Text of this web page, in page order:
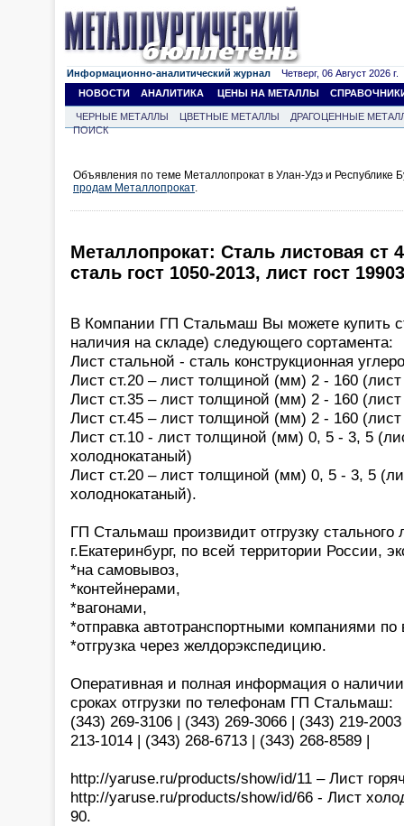
Информационно-аналитический журнал Четверг, 06 Август 2026 г.
НОВОСТИ
АНАЛИТИКА ЦЕНЫ НА МЕТАЛЛЫ
ЧЕРНЫЕ МЕТАЛЛЫ ЦВЕТНЫЕ МЕТАЛЛЫ
ДРАГОЦЕННЫЕ
ПОИСК
Объявления по теме Металлопрокат в Улан-Удэ и Республике
продам Металлопрокат.
Металлопрокат: Сталь листовая ст
сталь гост 1050-2013, лист гост
В Компании ГП Стальмаш Вы можете купить
наличия на складе) следующего сортамента:
Лист стальной - сталь конструкционная
Лист ст.20 – лист толщиной (мм) 2 - 160 (лист
Лист ст.35 – лист толщиной (мм) 2 - 160 (лист
Лист ст.45 – лист толщиной (мм) 2 - 160 (лист
Лист ст.10 - лист толщиной (мм) 0, 5 - 3, 5
холоднокатаный)
Лист ст.20 – лист толщиной (мм) 0, 5 - 3, 5
холоднокатаный).
ГП Стальмаш произвидит отгрузку стального
г.Екатеринбург, по всей территории России,
*на самовывоз,
*контейнерами,
*вагонами,
*отправка автотранспортными компаниями
*отгрузка через желдорэкспедицию.
Оперативная и полная информация о
сроках отгрузки по телефонам ГП Стальмаш:
(343) 269-3106 | (343) 269-3066 | (343) 219-
213-1014 | (343) 268-6713 | (343) 268-8589 |
http://yaruse.ru/products/show/id/11 – Лист
http://yaruse.ru/products/show/id/66 - Лист
90.